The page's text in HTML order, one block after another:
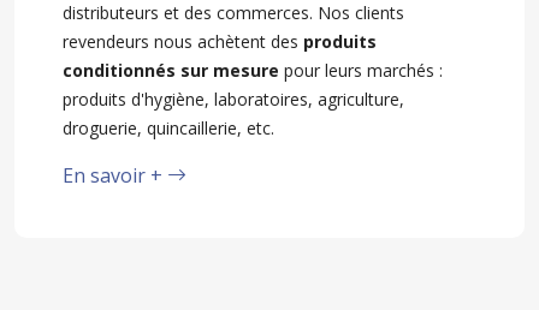
distributeurs et des commerces. Nos clients
revendeurs nous achètent des produits
conditionnés sur mesure pour leurs marchés :
produits d'hygiène, laboratoires, agriculture,
droguerie, quincaillerie, etc.
En savoir +